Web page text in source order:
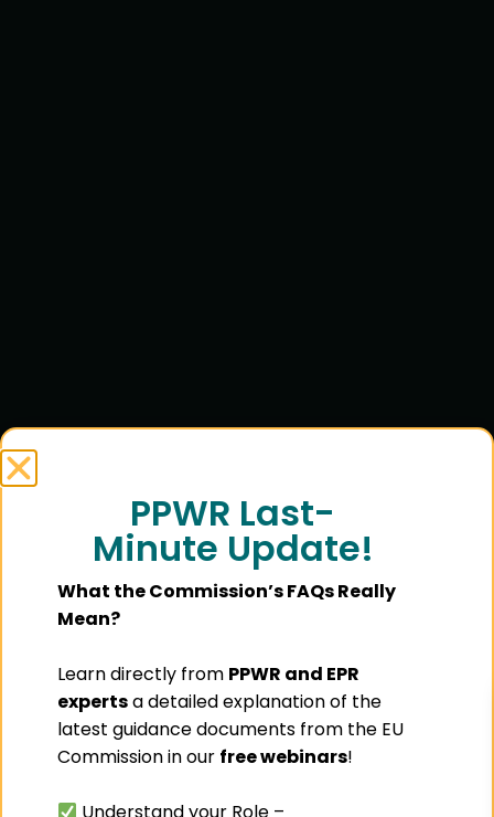
PPWR Last-
Minute Update!
What the Commission’s FAQs Really
Mean?
Learn directly from PPWR and EPR
expertsa detailed explanation of the
latest guidance documents from the EU
Commission in our free webinars!